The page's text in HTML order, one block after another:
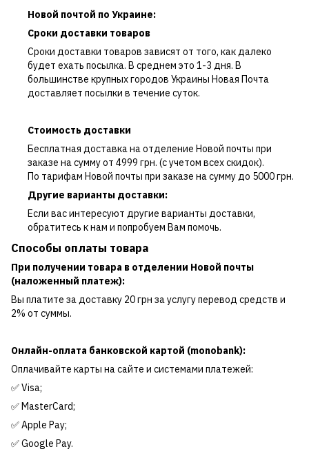
Новой почтой по Украине:
Сроки доставки товаров
Сроки доставки товаров зависят от того, как далеко
будет ехать посылка. В среднем это 1-3 дня. В
большинстве крупных городов Украины Новая Почта
доставляет посылки в течение суток.
Стоимость доставки
Бесплатная доставка на отделение Новой почты при
заказе на сумму от 4999 грн. (с учетом всех скидок).
По тарифам Новой почты при заказе на сумму до 5000 грн.
Другие варианты доставки:
Если вас интересуют другие варианты доставки,
обратитесь к нам и попробуем Вам помочь.
Способы оплаты товара
При получении товара в отделении Новой почты
(наложенный платеж):
Вы платите за доставку 20 грн за услугу перевод средств и
2% от суммы.
Онлайн-оплата банковской картой (monobank):
Оплачивайте карты на сайте и системами платежей:
✅ Visa;
✅ MasterCard;
✅ Apple Pay;
✅ Google Pay.